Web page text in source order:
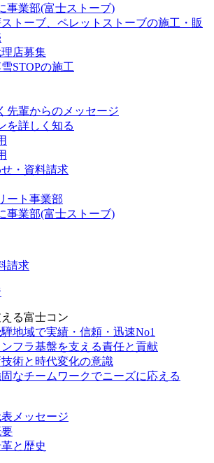
事業部(富士ストーブ)
トーブ、ペレットストーブの施工・販
店募集
STOPの施工
先輩からのメッセージ
を詳しく知る
ート事業部
事業部(富士ストーブ)
請求
る富士コン
地域で実績・信頼・迅速No1
ンフラ基盤を支える責任と貢献
技術と時代変化の意識
なチームワークでニーズに応える
メッセージ
と歴史